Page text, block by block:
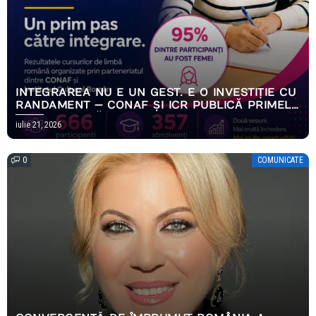
INTEGRAREA NU E UN GEST. E O INVESTIȚIE CU
RANDAMENT — CONAF ȘI ICR PUBLICĂ PRIMELE
REZULTATE MĂSURABILE ALE PROGRAMULUI
EMPOWERING HOPE
iulie 21, 2026
0 COMUNICATE